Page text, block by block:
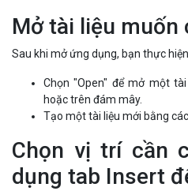
Mở tài liệu muốn
Sau khi mở ứng dụng, bạn thực
Chọn "Open" để mở một
hoặc trên đám mây.
Tạo một tài liệu mới bằng
Chọn vị trí cần
dụng tab Insert